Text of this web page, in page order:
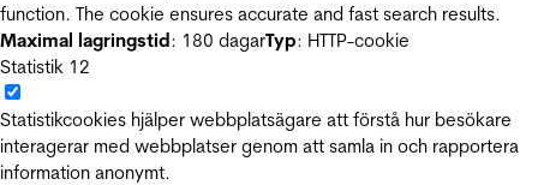
function. The cookie ensures accurate and fast search results.
Maximal lagringstid: 180 dagarTyp: HTTP-cookie
Statistik 12
Statistikcookies hjälper webbplatsägare att förstå hur besökare
interagerar med webbplatser genom att samla in och rapportera
information anonymt.